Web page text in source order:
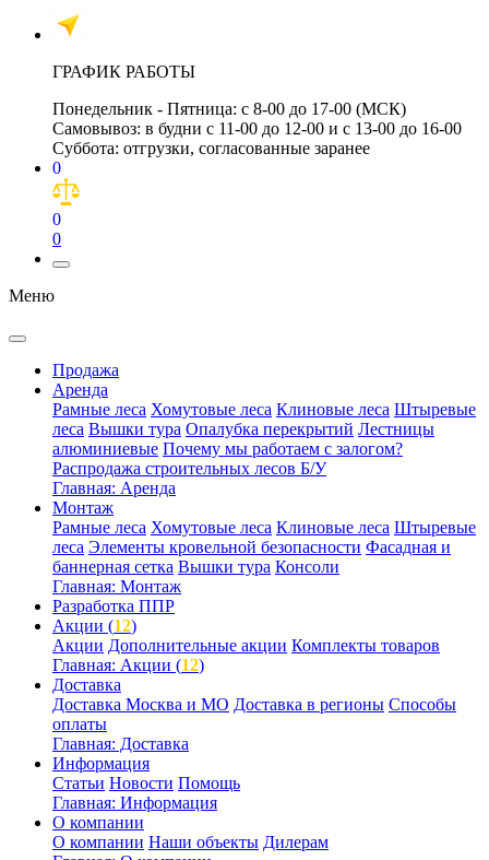
ГРАФИК РАБОТЫ
Понедельник - Пятница: с 8-00 до 17-00 (МСК)
Самовывоз: в будни с 11-00 до 12-00 и с 13-00 до 16-00
Суббота: отгрузки, согласованные заранее
0
0
0
Меню
Продажа
Аренда
Рамные леса Хомутовые леса Клиновые леса Штыревые
леса Вышки тура Опалубка перекрытий Лестницы
алюминиевые Почему мы работаем с залогом?
Распродажа строительных лесов Б/У
Главная: Аренда
Монтаж
Рамные леса Хомутовые леса Клиновые леса Штыревые
леса Элементы кровельной безопасности Фасадная и
баннерная сетка Вышки тура Консоли
Главная: Монтаж
Разработка ППР
Акции (12)
Акции Дополнительные акции Комплекты товаров
Главная: Акции (12)
Доставка
Доставка Москва и МО Доставка в регионы Способы
оплаты
Главная: Доставка
Информация
Статьи Новости Помощь
Главная: Информация
О компании
О компании Наши объекты Дилерам